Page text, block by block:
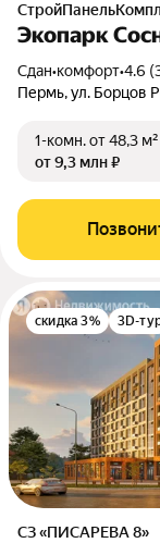
Экопарк
Сдан•комфорт•4.6
Пермь, ул. Борцов
1-комн.от 48,3 м²
от 9,3 млн ₽
скидка 3% 3D-
СЗ «ПИСАРЕВА 8»